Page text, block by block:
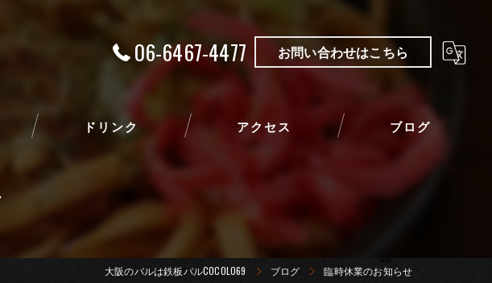
06-6467-4477 お問い合わせはこちら
ドリンク アクセス ブログ
大阪のバルは鉄板バルCOCOLO69 ブログ 臨時休業のお知らせ